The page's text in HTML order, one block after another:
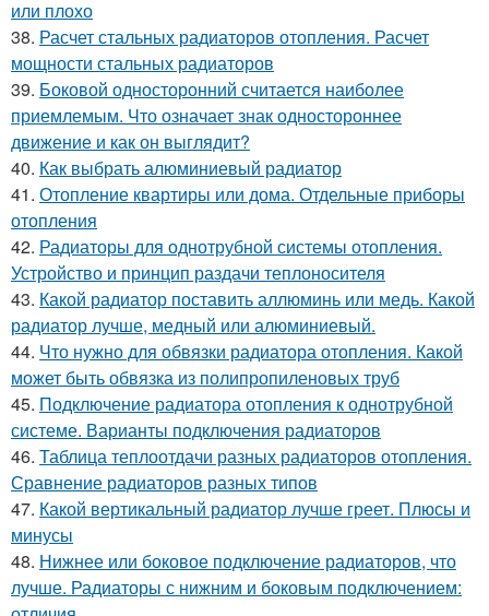
или плохо
38. Расчет стальных радиаторов отопления. Расчет
мощности стальных радиаторов
39. Боковой односторонний считается наиболее
приемлемым. Что означает знак одностороннее
движение и как он выглядит?
40. Как выбрать алюминиевый радиатор
41. Отопление квартиры или дома. Отдельные приборы
отопления
42. Радиаторы для однотрубной системы отопления.
Устройство и принцип раздачи теплоносителя
43. Какой радиатор поставить аллюминь или медь. Какой
радиатор лучше, медный или алюминиевый.
44. Что нужно для обвязки радиатора отопления. Какой
может быть обвязка из полипропиленовых труб
45. Подключение радиатора отопления к однотрубной
системе. Варианты подключения радиаторов
46. Таблица теплоотдачи разных радиаторов отопления.
Сравнение радиаторов разных типов
47. Какой вертикальный радиатор лучше греет. Плюсы и
минусы
48. Нижнее или боковое подключение радиаторов, что
лучше. Радиаторы с нижним и боковым подключением: